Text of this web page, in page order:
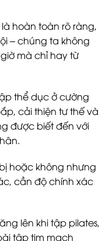
hoàn toàn rõ ràng,
– chúng ta không
mà chỉ hay từ
thể dục ở cường
cải thiện tư thế và
được biết đến với
hoặc không nhưng
cần độ chính xác
lên khi tập pilates,
tập tim mạch